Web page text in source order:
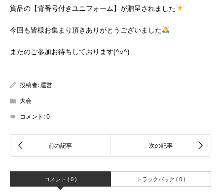
賞品の【背番号付きユニフォーム】が贈呈されました
今回も皆様お集まり頂きありがとうございました
またのご参加お待ちしております(^○^)
投稿者:運営
大会
コメント:0
コメント ( 0 ) トラックバック ( 0 )